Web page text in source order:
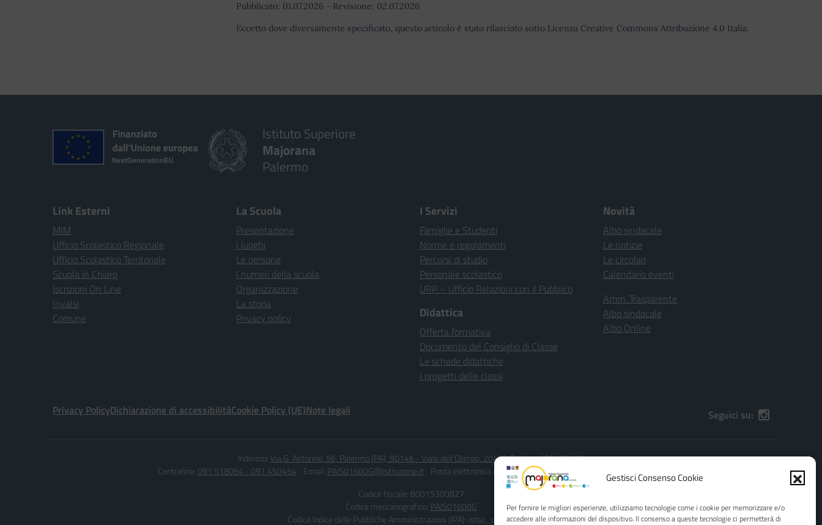
Gestisci Consenso Cookie
Per fornire le migliori esperienze, utilizziamo tecnologie come i cookie per memorizzare e/o
accedere alle informazioni del dispositivo. Il consenso a queste tecnologie ci permetterà di
Pubblicato: 01.07.2026 - Revisione: 02.07.2026
Eccetto dove diversamente specificato, questo articolo è stato rilasciato sotto Licenza Creative Commons Attribuzione 4.0 Italia.
Istituto Superiore
Majorana
Palermo
Link Esterni
MIM
Ufficio Scolastico Regionale
Ufficio Scolastico Territoriale
Scuola in Chiaro
Iscrizioni On Line
Invalsi
Comune
La Scuola
Presentazione
I luoghi
Le persone
I numeri della scuola
Organizzazione
La storia
Privacy policy
I Servizi
Famiglie e Studenti
Norme e regolamenti
Percorsi di studio
Personale scolastico
URP – Ufficio Relazioni con il Pubblico
Didattica
Offerta formativa
Documento del Consiglio di Classe
Le schede didattiche
I progetti delle classi
Novità
Albo sindacale
Le notizie
Le circolari
Calendario eventi
Amm. Trasparente
Albo sindacale
Albo Online
Privacy PolicyDichiarazione di accessibilitàCookie Policy (UE)Note legali Seguici su:
Indirizzo: Via G. Astorino, 56, Palermo (PA), 90146 - Viale dell'Olimpo, 20/22, Palermo (PA), 90149
Centralino: 091 518094 - 091 450454 Email: PAIS01600G@istruzione.it Posta elettronica certificata (PEC):PAIS01600G@pec.istruzione.it
Codice fiscale: 80015300827
Codice meccanografico: PAIS01600G
Codice Indice delle Pubbliche Amministrazioni (IPA): istsc_pais01600g